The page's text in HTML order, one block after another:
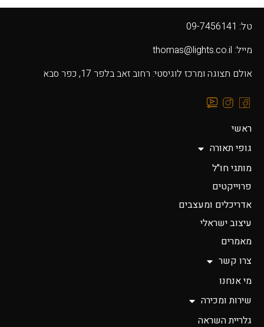
טל: 09-7456141
מייל: thomas@lights.co.il‬
אולם תצוגה ומרכז לוגיסטי: רחוב זאב בלפר 17, כפר סבא
ראשי
גופי תאורה
מותגי חו"ל
פרוייקטים
אדריכלים ומעצבים
עיצוב ישראלי
מאמרים
צרו קשר
מי אנחנו
שירות ומכירה
גלריית השראה